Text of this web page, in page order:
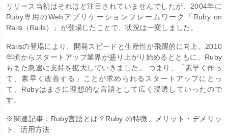
リリース当初はそれほど注目されていませんでしたが、2004年に
Ruby専用のWebアプリケーションフレームワーク「Ruby on
Rails（Rails）」が登場したことで、状況は一変しました。
Railsの登場により、開発スピードと生産性が飛躍的に向上。2010
年頃からスタートアップ業界が盛り上がり始めるとともに、Ruby
もまた急速に支持を拡大していきました。 つまり、「素早く作っ
て、素早く改善する」ことが求められるスタートアップにとっ
て、Rubyはまさに理想的な言語として広く浸透していったので
す。
※関連記事： Ruby言語とは？Ruby の特徴、メリット・デメリッ
ト、活用方法